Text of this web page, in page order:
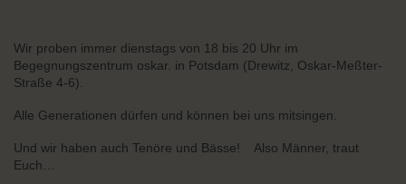
Wir proben immer dienstags von 18 bis 20 Uhr im
Begegnungszentrum oskar. in Potsdam (Drewitz, Oskar-Meßter-
Straße 4-6).
Alle Generationen dürfen und können bei uns mitsingen.
Und wir haben auch Tenöre und Bässe! Also Männer, traut
Euch…